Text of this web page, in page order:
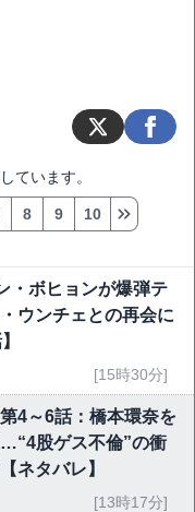
ています。
8 9 10
・ボヒョンが爆弾テ
ウンチェとの再会に
[15時30分]
4～6話：橋本環奈を
股ゲス不倫”の衝
ネタバレ】
[13時17分]